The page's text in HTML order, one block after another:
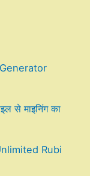
से माइनिंग का
Rubi